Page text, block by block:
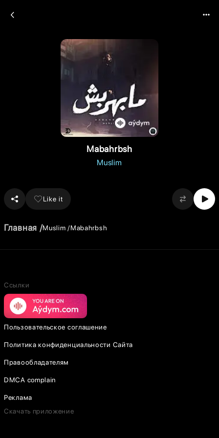
Mabahrbsh
Muslim
Like it
Главная Muslim Mabahrbsh
Ссылки
Пользовательское соглашение
Политика конфиденциальности Сайта
Правообладателям
DMCA complain
Реклама
Скачать приложение